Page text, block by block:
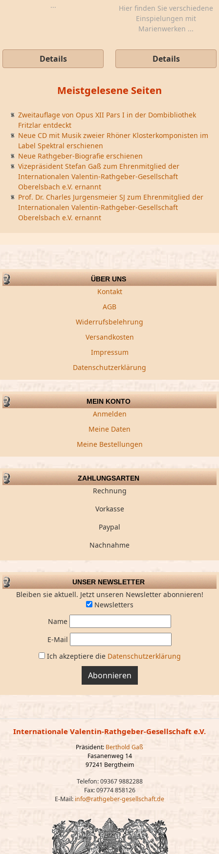
...
Details
Hier finden Sie verschiedene
Einspielungen mit
Marienwerken ...
Details
Meistgelesene Seiten
Zweitauflage von Opus XII Pars I in der Dombibliothek
Fritzlar entdeckt
Neue CD mit Musik zweier Rhöner Klosterkomponisten im
Label Spektral erschienen
Neue Rathgeber-Biografie erschienen
Vizepräsident Stefan Gaß zum Ehrenmitglied der
Internationalen Valentin-Rathgeber-Gesellschaft
Oberelsbach e.V. ernannt
Prof. Dr. Charles Jurgensmeier SJ zum Ehrenmitglied der
Internationalen Valentin-Rathgeber-Gesellschaft
Oberelsbach e.V. ernannt
ÜBER UNS
Kontakt
AGB
Widerrufsbelehrung
Versandkosten
Impressum
Datenschutzerklärung
MEIN KONTO
Anmelden
Meine Daten
Meine Bestellungen
ZAHLUNGSARTEN
Rechnung
Vorkasse
Paypal
Nachnahme
UNSER NEWSLETTER
Bleiben sie aktuell. Jetzt unseren Newsletter abonnieren!
Newsletters
Name
E-Mail
Ich akzeptiere die Datenschutzerklärung
Abonnieren
Internationale Valentin-Rathgeber-Gesellschaft e.V.
Präsident: Berthold Gaß
Fasanenweg 14
97241 Bergtheim
Telefon: 09367 9882288
Fax: 09774 858126
E-Mail: info@rathgeber-gesellschaft.de